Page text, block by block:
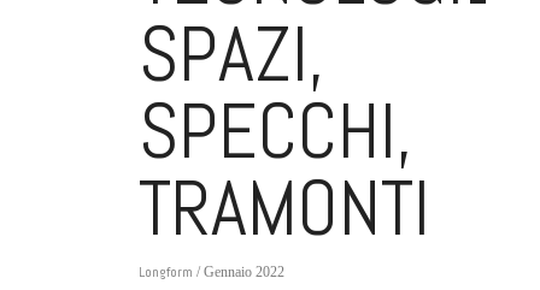
SPAZI,
SPECCHI,
TRAMONTI
Longform / Gennaio 2022